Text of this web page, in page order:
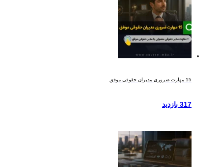
15 مهارت ضروری مدیران حقوقی موفق
317 بازدید